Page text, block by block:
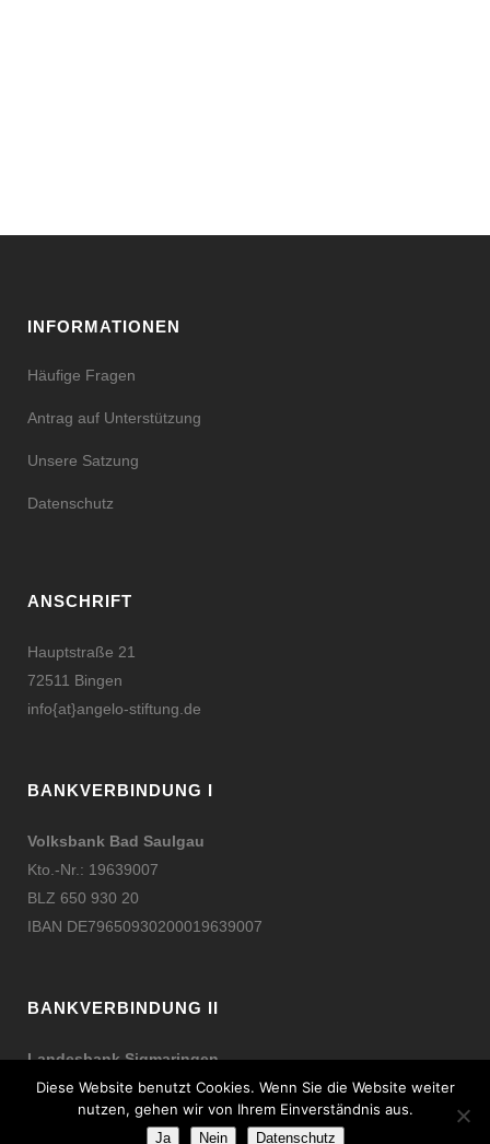
INFORMATIONEN
Häufige Fragen
Antrag auf Unterstützung
Unsere Satzung
Datenschutz
ANSCHRIFT
Hauptstraße 21
72511 Bingen
info{at}angelo-stiftung.de
BANKVERBINDUNG I
Volksbank Bad Saulgau
Kto.-Nr.: 19639007
BLZ 650 930 20
IBAN DE79650930200019639007
BANKVERBINDUNG II
Landesbank Sigmaringen
Kto.-Nr.: 26046
BLZ 653 510 50
Diese Website benutzt Cookies. Wenn Sie die Website weiter
nutzen, gehen wir von Ihrem Einverständnis aus.
Ja Nein Datenschutz